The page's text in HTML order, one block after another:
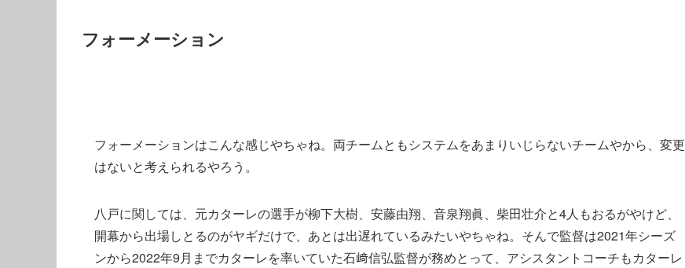
フォーメーション
フォーメーションはこんな感じやちゃね。両チームともシステムをあまりいじらないチームやから、変更
はないと考えられるやろう。
八戸に関しては、元カターレの選手が柳下大樹、安藤由翔、音泉翔眞、柴田壮介と4人もおるがやけど、
開幕から出場しとるのがヤギだけで、あとは出遅れているみたいやちゃね。そんで監督は2021年シーズ
ンから2022年9月までカターレを率いていた石﨑信弘監督が務めとって、アシスタントコーチもカターレ